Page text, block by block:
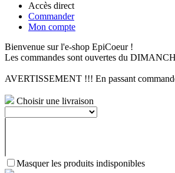
Accès direct
Commander
Mon compte
Bienvenue sur l'e-shop EpiCoeur !
Les commandes sont ouvertes du
AVERTISSEMENT !!! En passant
Choisir une livraison
Masquer les produits indisponibles